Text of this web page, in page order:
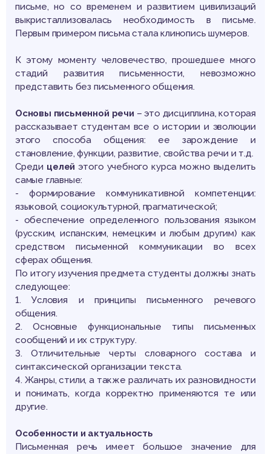
письме, но со временем и развитием цивилизаций
выкристаллизовалась необходимость в письме.
Первым примером письма стала клинопись шумеров.
К этому моменту человечество, прошедшее много
стадий развития письменности, невозможно
представить без письменного общения.
Основы письменной речи – это дисциплина, которая
рассказывает студентам все о истории и эволюции
этого способа общения: ее зарождение и
становление, функции, развитие, свойства речи и т.д.
Среди целей этого учебного курса можно выделить
самые главные:
- формирование коммуникативной компетенции:
языковой, социокультурной, прагматической;
- обеспечение определенного пользования языком
(русским, испанским, немецким и любым другим) как
средством письменной коммуникации во всех
сферах общения.
По итогу изучения предмета студенты должны знать
следующее:
1. Условия и принципы письменного речевого
общения.
2. Основные функциональные типы письменных
сообщений и их структуру.
3. Отличительные черты словарного состава и
синтаксической организации текста.
4. Жанры, стили, а также различать их разновидности
и понимать, когда корректно применяются те или
другие.
Особенности и актуальность
Письменная речь имеет большое значение для